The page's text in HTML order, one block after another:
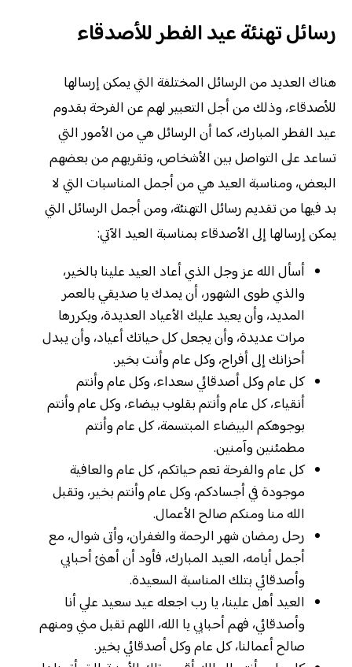
رسائل تهنئة عيد الفطر للأصدقاء
هناك العديد من الرسائل المختلفة التي يمكن إرسالها
للأصدقاء، وذلك من أجل التعبير لهم عن الفرحة بقدوم
عيد الفطر المبارك، كما أن الرسائل هي من الأمور التي
تساعد على التواصل بين الأشخاص، وتقربهم من بعضهم
البعض، ومناسبة العيد هي من أجمل المناسبات التي لا
بد فيها من تقديم رسائل التهنئة، ومن أجمل الرسائل التي
يمكن إرسالها إلى الأصدقاء بمناسبة العيد الآتي:
أسأل الله عز وجل الذي أعاد العيد علينا بالخير،
والذي طوى الشهور، أن يمدك يا صديقي بالعمر
المديد، وأن يعيد عليك الأعياد العديدة، ويكررها
مرات عديدة، وأن يجعل كل حياتك أعياد، وأن يبدل
أحزانك إلى أفراح، وكل عام وأنت بخير.
كل عام وكل أصدقائي سعداء، وكل عام وأنتم
أنقياء، كل عام وأنتم بقلوب بيضاء، وكل عام وأنتم
بوجوهكم البيضاء المبتسمة، كل عام وأنتم
مطمئنين وآمنين.
كل عام والفرحة تعم حياتكم، كل عام والعافية
موجودة في أجسادكم، وكل عام وأنتم بخير، وتقبل
الله منا ومنكم صالح الأعمال.
رحل رمضان شهر الرحمة والغفران، وأتى شوال، مع
أجمل أيامه، العيد المبارك، فأود أن أهنئ أحبابي
وأصدقائي بتلك المناسبة السعيدة.
العيد أهل علينا، يا رب اجعله عيد سعيد علي أنا
وأصدقائي، فهم أحبابي يا الله، اللهم تقبل مني ومنهم
صالح أعمالنا، كل عام وكل أصدقائي بخير.